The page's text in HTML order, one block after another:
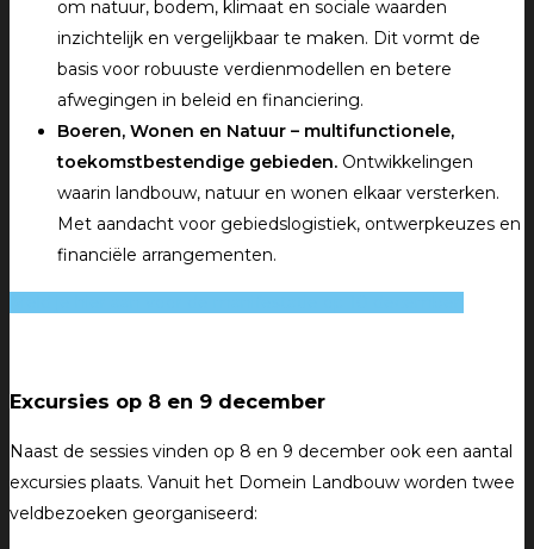
om natuur, bodem, klimaat en sociale waarden
inzichtelijk en vergelijkbaar te maken. Dit vormt de
basis voor robuuste verdienmodellen en betere
afwegingen in beleid en financiering.
Boeren, Wonen en Natuur – multifunctionele,
toekomstbestendige gebieden. Ontwikkelingen
waarin landbouw, natuur en wonen elkaar versterken.
Met aandacht voor gebiedslogistiek, ontwerpkeuzes en
financiële arrangementen.
Excursies op 8 en 9 december
Naast de sessies vinden op 8 en 9 december ook een aantal
excursies plaats. Vanuit het Domein Landbouw worden twee
veldbezoeken georganiseerd: